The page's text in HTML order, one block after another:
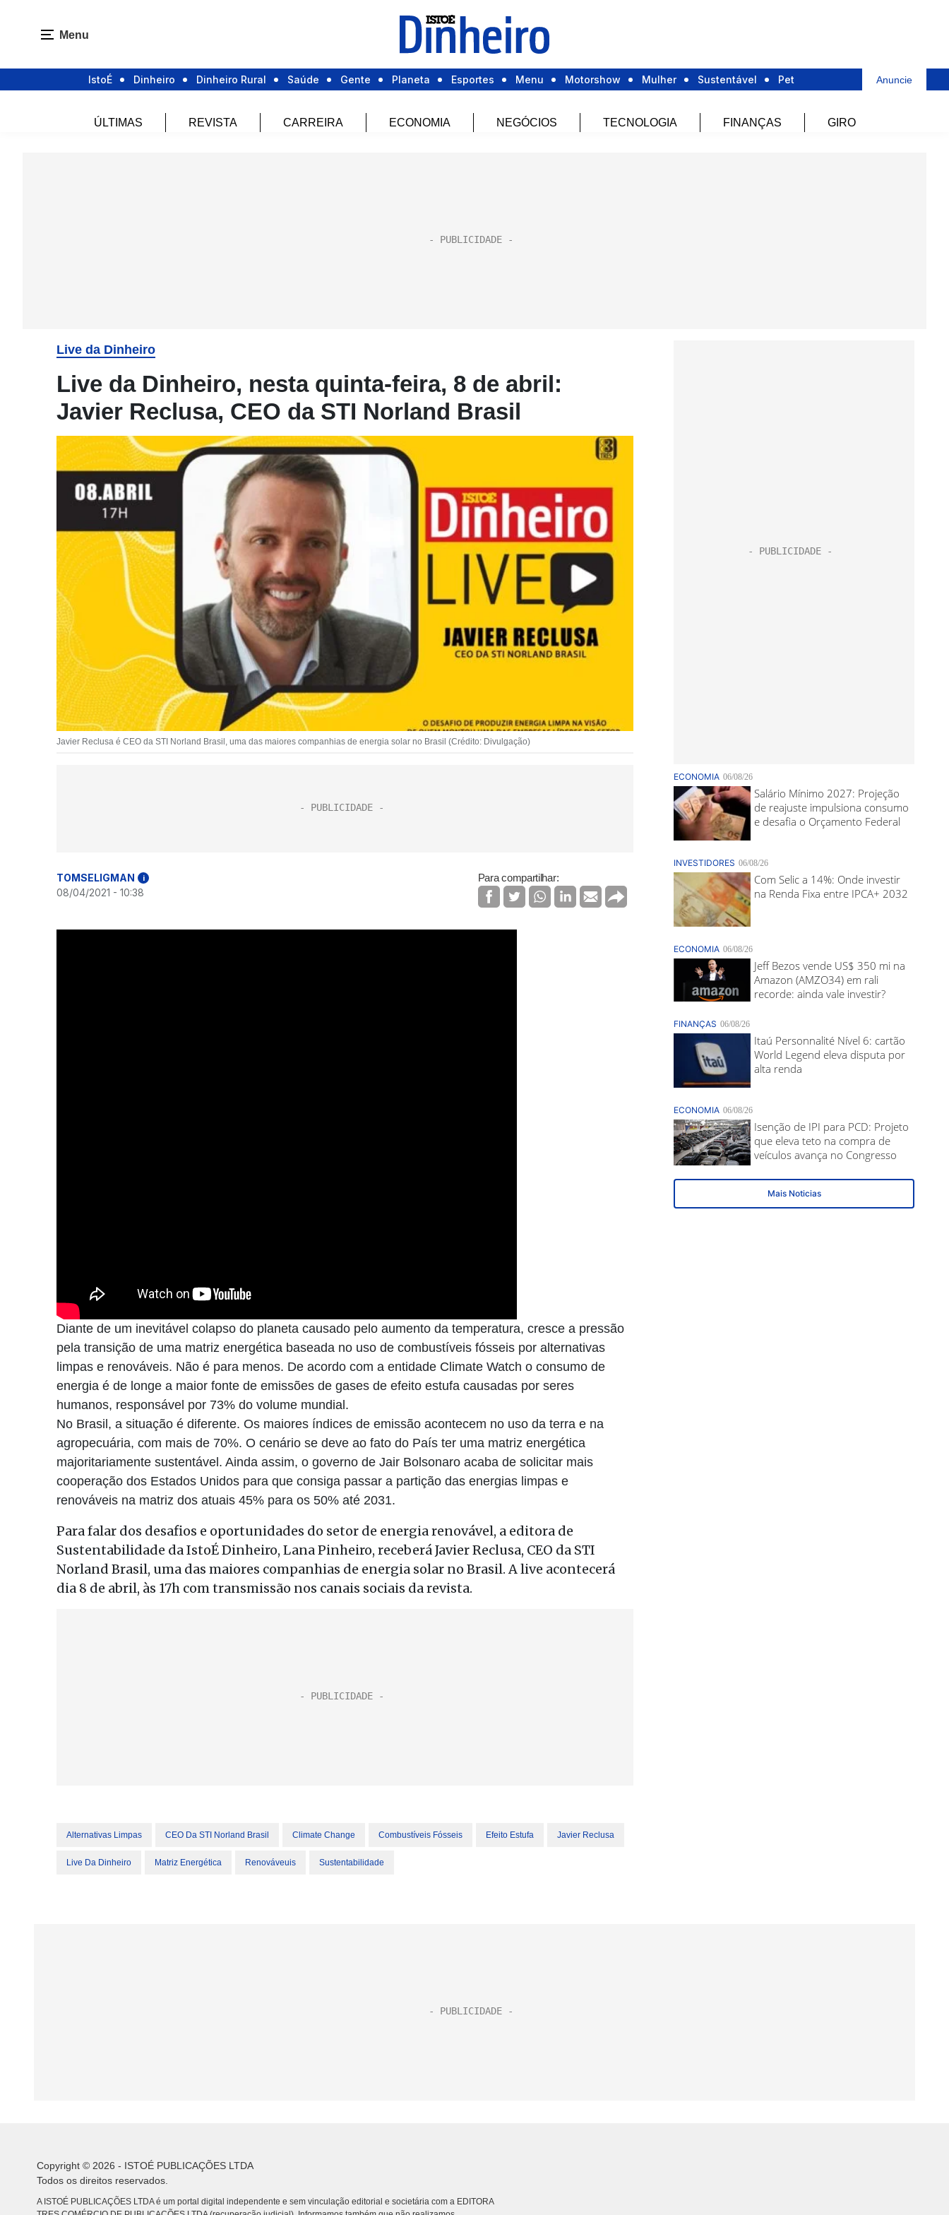
Menu
IstoÉ Dinheiro Dinheiro Rural Saúde Gente Planeta Esportes Menu Motorshow Mulher Sustentável Pet Anuncie
ÚLTIMAS REVISTA CARREIRA ECONOMIA NEGÓCIOS TECNOLOGIA FINANÇAS GIRO
Live da Dinheiro
Live da Dinheiro, nesta quinta-feira, 8 de abril:
Javier Reclusa, CEO da STI Norland Brasil
Javier Reclusa é CEO da STI Norland Brasil, uma das maiores companhias de energia solar no Brasil (Crédito: Divulgação)
TOMSELIGMAN i
08/04/2021 - 10:38
Para compartilhar:
Diante de um inevitável colapso do planeta causado pelo aumento da temperatura, cresce a pressão
pela transição de uma matriz energética baseada no uso de combustíveis fósseis por alternativas
limpas e renováveis. Não é para menos. De acordo com a entidade Climate Watch o consumo de
energia é de longe a maior fonte de emissões de gases de efeito estufa causadas por seres
humanos, responsável por 73% do volume mundial.
No Brasil, a situação é diferente. Os maiores índices de emissão acontecem no uso da terra e na
agropecuária, com mais de 70%. O cenário se deve ao fato do País ter uma matriz energética
majoritariamente sustentável. Ainda assim, o governo de Jair Bolsonaro acaba de solicitar mais
cooperação dos Estados Unidos para que consiga passar a partição das energias limpas e
renováveis na matriz dos atuais 45% para os 50% até 2031.
Para falar dos desafios e oportunidades do setor de energia renovável, a editora de
Sustentabilidade da IstoÉ Dinheiro, Lana Pinheiro, receberá Javier Reclusa, CEO da STI
Norland Brasil, uma das maiores companhias de energia solar no Brasil. A live acontecerá
dia 8 de abril, às 17h com transmissão nos canais sociais da revista.
Alternativas Limpas CEO Da STI Norland Brasil Climate Change Combustíveis Fósseis Efeito Estufa Javier Reclusa
Live Da Dinheiro Matriz Energética Renováveuis Sustentabilidade
Copyright © 2026 - ISTOÉ PUBLICAÇÕES LTDA
Todos os direitos reservados.
A ISTOÉ PUBLICAÇÕES LTDA é um portal digital independente e sem vinculação editorial e societária com a EDITORA